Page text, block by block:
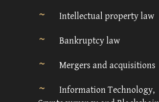
Intellectual property law
Bankruptcy law
Mergers and acquisitions
Information Technology,